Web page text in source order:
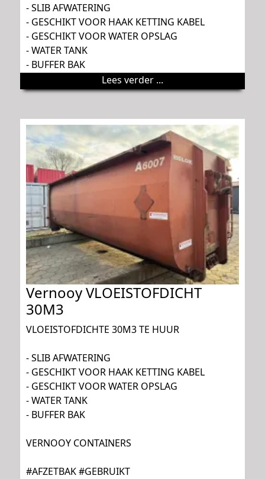
- SLIB AFWATERING
- GESCHIKT VOOR HAAK KETTING KABEL
- GESCHIKT VOOR WATER OPSLAG
- WATER TANK
- BUFFER BAK
Lees verder ...
Vernooy VLOEISTOFDICHT
30M3
VLOEISTOFDICHTE 30M3 TE HUUR
- SLIB AFWATERING
- GESCHIKT VOOR HAAK KETTING KABEL
- GESCHIKT VOOR WATER OPSLAG
- WATER TANK
- BUFFER BAK
VERNOOY CONTAINERS
#AFZETBAK #GEBRUIKT